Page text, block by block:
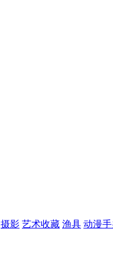
摄影 艺术收藏 渔具 动漫